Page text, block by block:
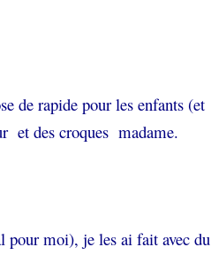
de rapide pour les enfants (et
et des croques madame.
pour moi), je les ai fait avec du